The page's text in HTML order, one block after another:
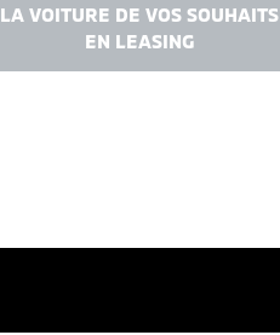
LA VOITURE DE VOS SOUHAITS
EN LEASING